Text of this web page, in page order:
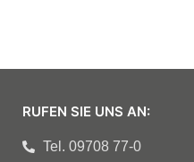
RUFEN SIE UNS AN:
Tel. 09708 77-0